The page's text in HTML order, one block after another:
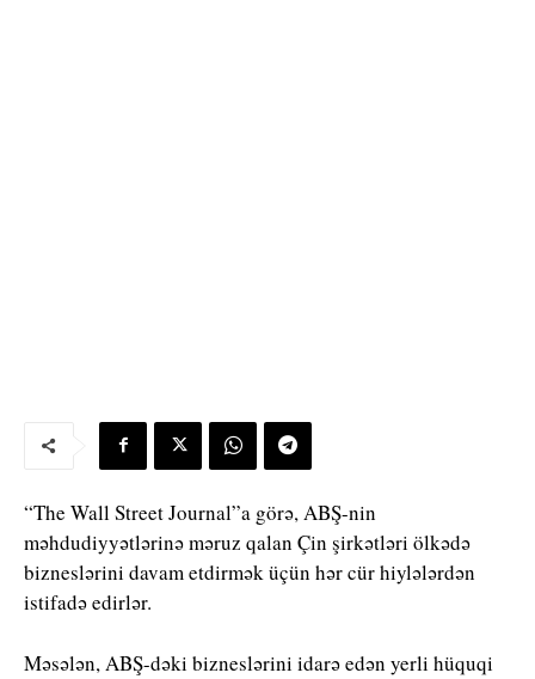
“The Wall Street Journal”a görə, ABŞ-nin
məhdudiyyətlərinə məruz qalan Çin şirkətləri ölkədə
bizneslərini davam etdirmək üçün hər cür hiylələrdən
istifadə edirlər.
Məsələn, ABŞ-dəki bizneslərini idarə edən yerli hüquqi